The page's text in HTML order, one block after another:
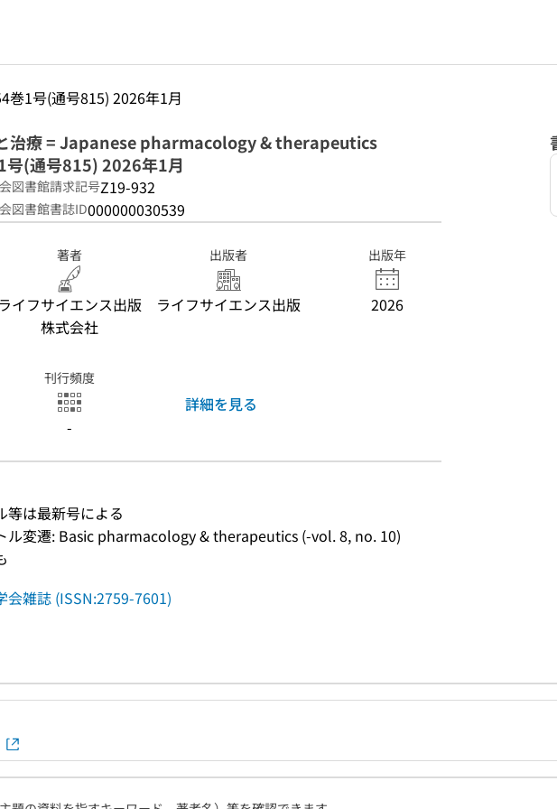
巻1号(通号815) 2026年1月
治療 = Japanese pharmacology & therapeutics
号(通号815) 2026年1月
図書館請求記号Z19-932
図書館書誌ID000000030539
著者
ライフサイエンス出版
株式会社
出版者
ライフサイエンス出版
出版年
2026
刊行頻度
-
詳細を見る
等は最新号による
ル変遷: Basic pharmacology & therapeutics (-vol. 8, no. 10)
会雑誌 (ISSN:2759-7601)